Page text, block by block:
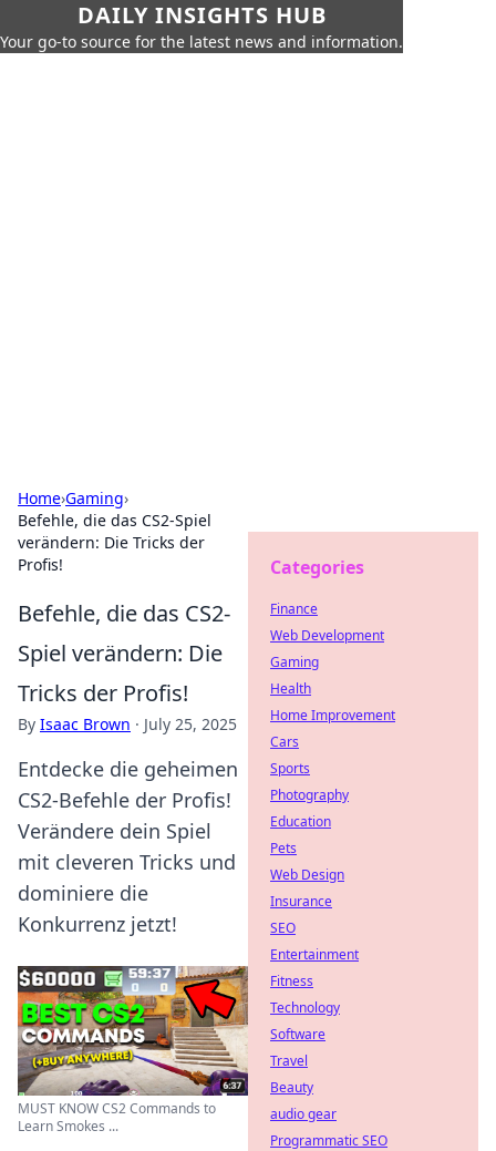
DAILY INSIGHTS HUB
Your go-to source for the latest news and information.
Home›Gaming›
Befehle, die das CS2-Spiel
verändern: Die Tricks der
Profis!
Befehle, die das CS2-
Spiel verändern: Die
Tricks der Profis!
By Isaac Brown · July 25, 2025
Entdecke die geheimen
CS2-Befehle der Profis!
Verändere dein Spiel
mit cleveren Tricks und
dominiere die
Konkurrenz jetzt!
MUST KNOW CS2 Commands to
Learn Smokes ...
Categories
Finance
Web Development
Gaming
Health
Home Improvement
Cars
Sports
Photography
Education
Pets
Web Design
Insurance
SEO
Entertainment
Fitness
Technology
Software
Travel
Beauty
audio gear
Programmatic SEO